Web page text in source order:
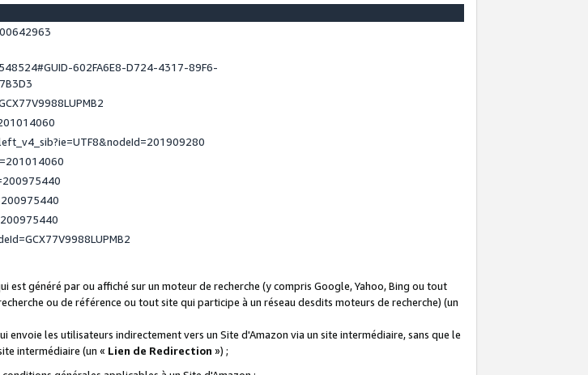
602FA6E8-D724-4317-89F6-
généré par ou affiché sur un moteur de recherche (y compris Google, Yahoo, Bing ou tout
ou de référence ou tout site qui participe à un réseau desdits moteurs de recherche) (un
les utilisateurs indirectement vers un Site d'Amazon via un site intermédiaire, sans que le
intermédiaire (un « Lien de Redirection ») ;